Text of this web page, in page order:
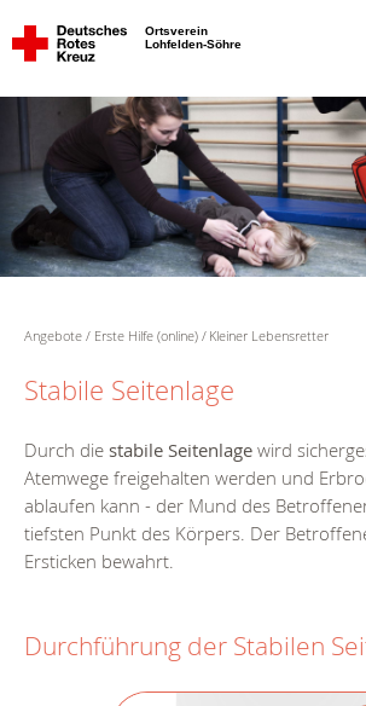
Ortsverein
Lohfelden-Söhre
Angebote Erste Hilfe (online) Kleiner Lebensretter
Stabile Seitenlage
Durch die stabile Seitenlage wird
Atemwege freigehalten werden und
ablaufen kann - der Mund des
tiefsten Punkt des Körpers. Der
Ersticken bewahrt.
Durchführung der Stabilen